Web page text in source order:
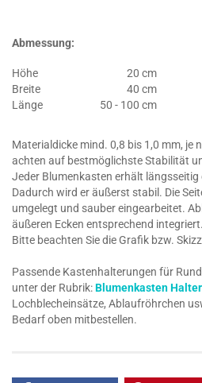
Abmessung:
Höhe
20 cm
Breite
40 cm
Länge
50 - 100 cm
Materialdicke mind. 0,8 bis 1,0 mm, je
achten auf bestmöglichste Stabilität
Jeder Blumenkasten erhält
Dadurch wird er äußerst stabil. Die
umgelegt und sauber eingearbeitet.
äußeren Ecken entsprechend integriert.
Bitte beachten Sie die Grafik bzw.
Passende Kastenhalterungen für
unter der Rubrik:Blumenkasten
Lochblecheinsätze, Ablaufröhrchen
Bedarf oben mitbestellen.